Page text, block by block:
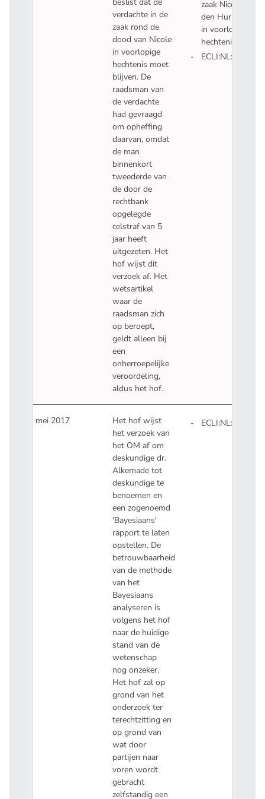
verdachte in de
zaak rond de
dood van Nicole
in voorlopige
hechtenis moet
blijven. De
raadsman van
de verdachte
had gevraagd
om opheffing
daarvan, omdat
de man
binnenkort
tweederde van
de door de
rechtbank
opgelegde
celstraf van 5
jaar heeft
uitgezeten. Het
hof wijst dit
verzoek af. Het
wetsartikel
waar de
raadsman zich
op beroept,
geldt alleen bij
een
onherroepelijke
veroordeling,
aldus het hof.
zaak Nicole van
den Hurk blijft
in voorlopige
hechtenis
30 mei 2017
Het hof wijst
het verzoek van
het OM af om
deskundige dr.
Alkemade tot
deskundige te
benoemen en
een zogenoemd
'Bayesiaans'
rapport te laten
opstellen. De
betrouwbaarheid
van de methode
van het
Bayesiaans
analyseren is
volgens het hof
naar de huidige
stand van de
wetenschap
nog onzeker.
Het hof zal op
grond van het
onderzoek ter
terechtzitting en
op grond van
wat door
partijen naar
voren wordt
gebracht
zelfstandig een